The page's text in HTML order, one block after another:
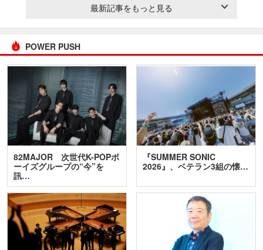
最新記事をもっと見る
POWER PUSH
82MAJOR 次世代K-POPボ
ーイズグループの“今”を
訊…
『SUMMER SONIC
2026』、ベテラン3組の懐…